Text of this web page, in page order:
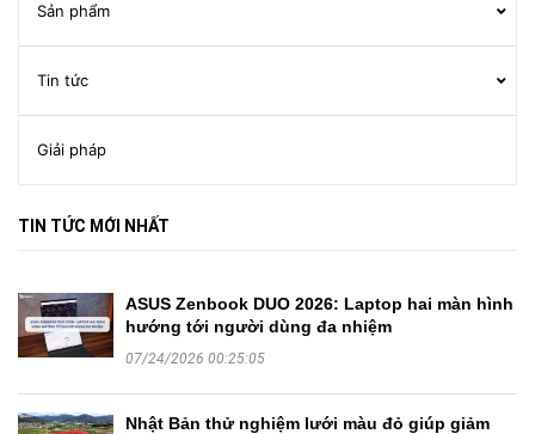
Sản phẩm
Tin tức
Giải pháp
TIN TỨC MỚI NHẤT
ASUS Zenbook DUO 2026: Laptop hai màn hình
hướng tới người dùng đa nhiệm
07/24/2026 00:25:05
Nhật Bản thử nghiệm lưới màu đỏ giúp giảm